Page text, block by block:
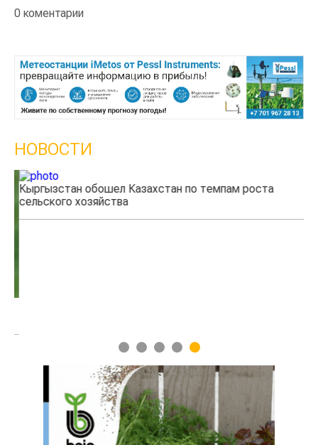
0 коментарии
НОВОСТИ
Кыргызстан обошел Казахстан по темпам роста
сельского хозяйства
1 2 3 4 5